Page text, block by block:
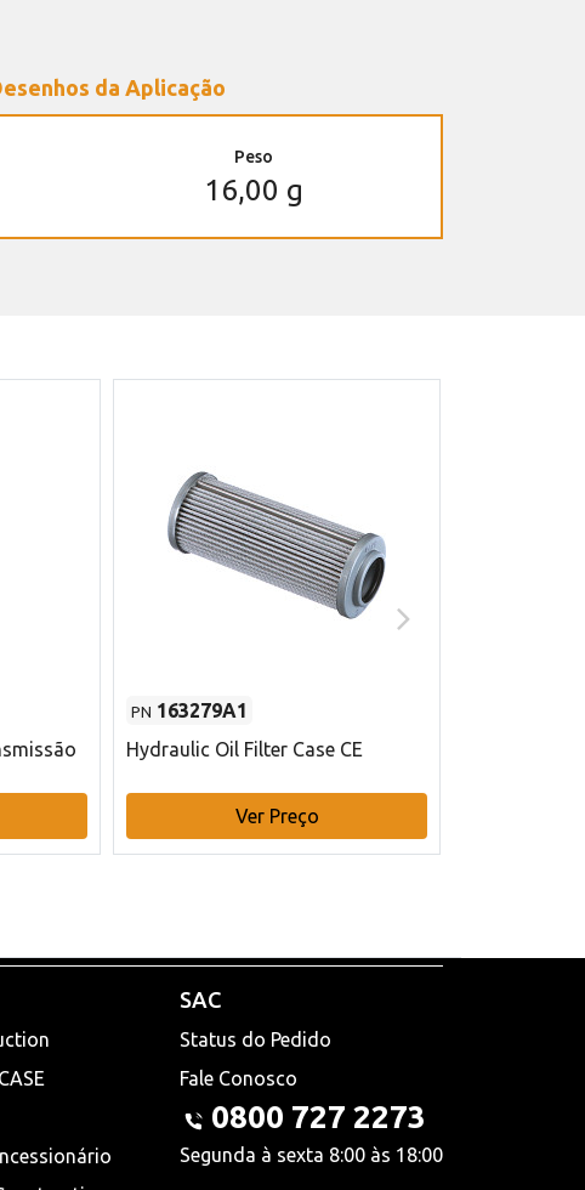
da Aplicação
Peso
16,00 g
PN 163279A1
Hydraulic Oil Filter Case CE
Ver Preço
SAC
Status do Pedido
Fale Conosco
0800 727 2273
Segunda à sexta 8:00 às 18:00